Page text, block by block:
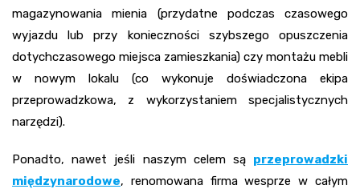
magazynowania mienia (przydatne podczas czasowego
wyjazdu lub przy konieczności szybszego opuszczenia
dotychczasowego miejsca zamieszkania) czy montażu mebli
w nowym lokalu (co wykonuje doświadczona ekipa
przeprowadzkowa, z wykorzystaniem specjalistycznych
narzędzi).
Ponadto, nawet jeśli naszym celem są przeprowadzki
międzynarodowe, renomowana firma wesprze w całym